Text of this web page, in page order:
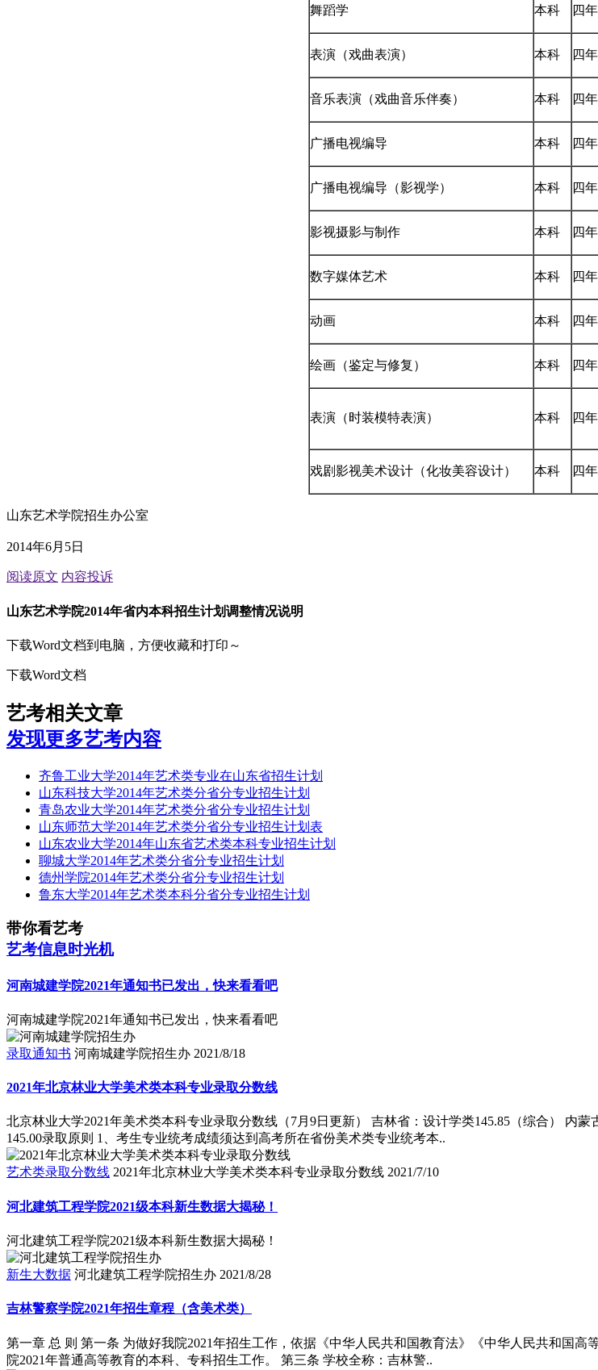
舞蹈学 本科 四年
表演（戏曲表演） 本科 四年
音乐表演（戏曲音乐伴奏） 本科 四年
广播电视编导 本科 四年
广播电视编导（影视学） 本科 四年
影视摄影与制作 本科 四年
数字媒体艺术 本科 四年
动画 本科 四年
绘画（鉴定与修复） 本科 四年
表演（时装模特表演） 本科 四年
戏剧影视美术设计（化妆美容设计） 本科 四年
山东艺术学院招生办公室
2014年6月5日
阅读原文 内容投诉
山东艺术学院2014年省内本科招生计划调整情况说明
下载Word文档到电脑，方便收藏和打印～
下载Word文档
艺考相关文章
发现更多艺考内容
齐鲁工业大学2014年艺术类专业在山东省招生计划
山东科技大学2014年艺术类分省分专业招生计划
青岛农业大学2014年艺术类分省分专业招生计划
山东师范大学2014年艺术类分省分专业招生计划表
山东农业大学2014年山东省艺术类本科专业招生计划
聊城大学2014年艺术类分省分专业招生计划
德州学院2014年艺术类分省分专业招生计划
鲁东大学2014年艺术类本科分省分专业招生计划
带你看艺考
艺考信息时光机
河南城建学院2021年通知书已发出，快来看看吧
河南城建学院2021年通知书已发出，快来看看吧
录取通知书 河南城建学院招生办 2021/8/18
2021年北京林业大学美术类本科专业录取分数线
北京林业大学2021年美术类本科专业录取分数线（7月9日更新） 吉林省：设计学类145.85（综合） 内
145.00录取原则 1、考生专业统考成绩须达到高考所在省份美术类专业统考本..
艺术类录取分数线 2021年北京林业大学美术类本科专业录取分数线 2021/7/10
河北建筑工程学院2021级本科新生数据大揭秘！
河北建筑工程学院2021级本科新生数据大揭秘！
新生大数据 河北建筑工程学院招生办 2021/8/28
吉林警察学院2021年招生章程（含美术类）
第一章 总 则 第一条 为做好我院2021年招生工作，依据《中华人民共和国教育法》《中华人民共和国
院2021年普通高等教育的本科、专科招生工作。 第三条 学校全称：吉林警..